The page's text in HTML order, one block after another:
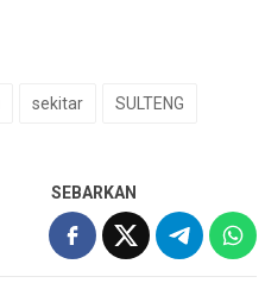
sekitar SULTENG
SEBARKAN